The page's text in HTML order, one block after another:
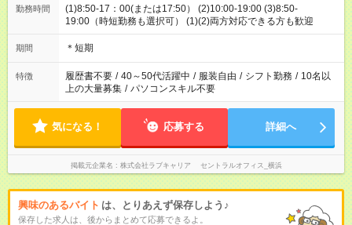
勤務時間
(1)8:50-17：00(または17:50） (2)10:00-19:00 (3)8:50-
19:00（時短勤務も選択可） (1)(2)両方対応できる方も歓迎
期間 ＊短期
特徴 履歴書不要 / 40～50代活躍中 / 服装自由 / シフト勤務 / 10名以
上の大量募集 / パソコンスキル不要
気になる！ 応募する 詳細へ
掲載元企業名 株式会社ラブキャリア セントラルオフィス_横浜
興味のあるバイト は、とりあえず保存しよう♪
保存した求人は、後からまとめて応募できるよ。